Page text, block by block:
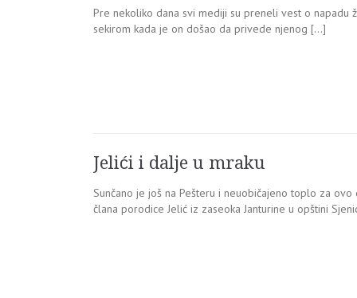
Pre nekoliko dana svi mediji su preneli vest o napadu
sekirom kada je on došao da privede njenog […]
Jelići i dalje u mraku
Sunčano je još na Pešteru i neuobičajeno toplo za
člana porodice Jelić iz zaseoka Janturine u opštini